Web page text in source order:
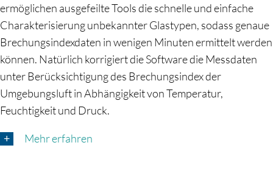
ermöglichen ausgefeilte Tools die schnelle und einfache
Charakterisierung unbekannter Glastypen, sodass genaue
Brechungsindexdaten in wenigen Minuten ermittelt werden
können. Natürlich korrigiert die Software die Messdaten
unter Berücksichtigung des Brechungsindex der
Umgebungsluft in Abhängigkeit von Temperatur,
Feuchtigkeit und Druck.
Mehr erfahren